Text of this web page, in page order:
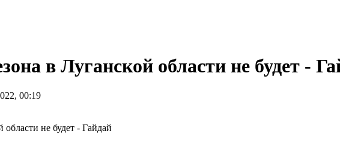
в Луганской области не будет -
00:19